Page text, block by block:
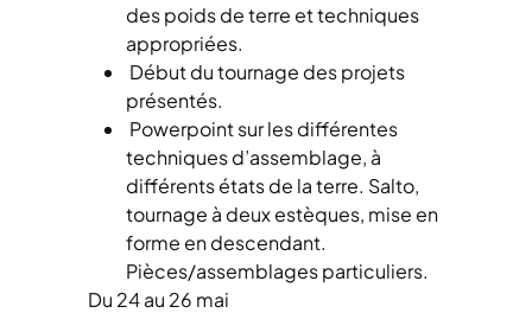
des poids de terre et techniques
appropriées.
Début du tournage des projets
présentés.
Powerpoint sur les différentes
techniques d’assemblage, à
différents états de la terre. Salto,
tournage à deux estèques, mise en
forme en descendant.
Pièces/assemblages particuliers.
Du 24 au 26 mai